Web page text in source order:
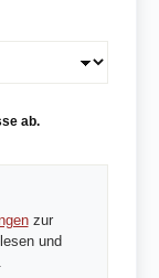
ab.
zur
und